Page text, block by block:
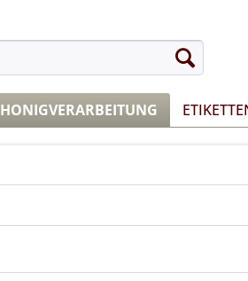
HONIGVERARBEITUNG